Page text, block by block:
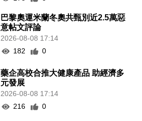
巴黎奧運米蘭冬奧共甄別近2.5萬惡
意帖文評論
2026-08-08 17:14
182
0
藥企高校合推大健康產品 助經濟多
元發展
2026-08-08 17:14
216
0